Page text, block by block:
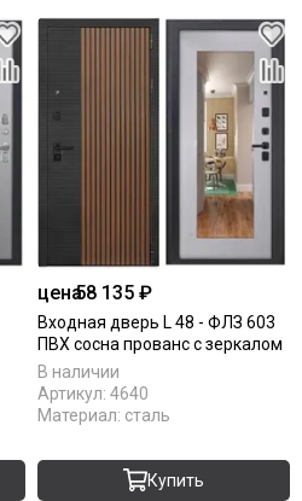
цена58 135 ₽
Входная дверь L 48 - ФЛЗ 603
ПВХ сосна прованс с зеркалом
В наличии
Артикул: 4640
Материал: сталь
Купить